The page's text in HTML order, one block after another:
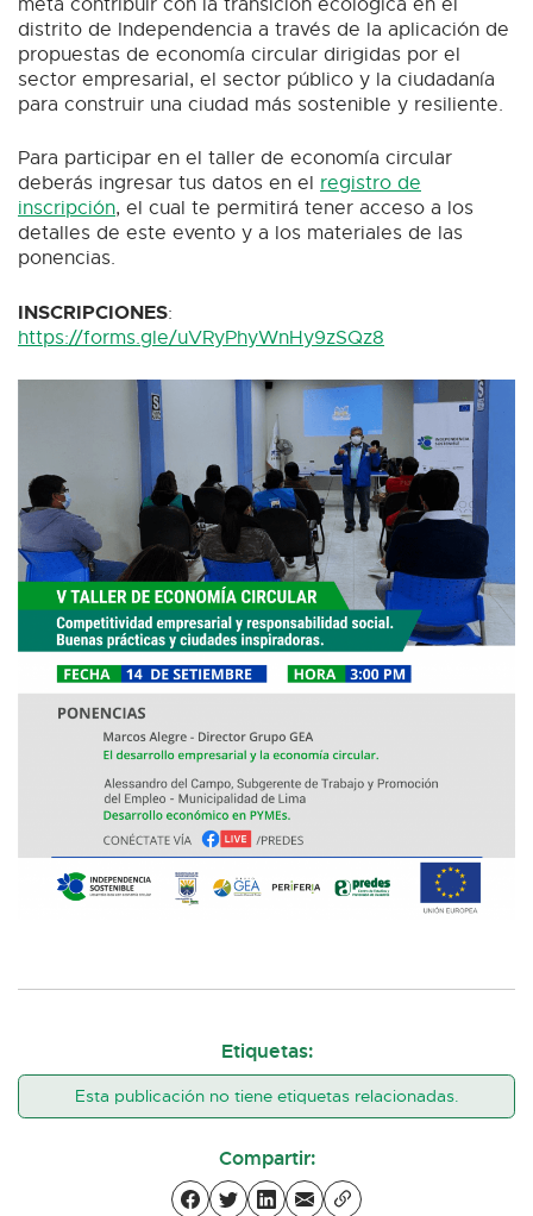
distrito de Independencia a través de la aplicación de
propuestas de economía circular dirigidas por el
sector empresarial, el sector público y la ciudadanía
para construir una ciudad más sostenible y resiliente.
Para participar en el taller de economía circular
deberás ingresar tus datos en el registro de
inscripción, el cual te permitirá tener acceso a los
detalles de este evento y a los materiales de las
ponencias.
INSCRIPCIONES:
https://forms.gle/uVRyPhyWnHy9zSQz8
Etiquetas:
Esta publicación no tiene etiquetas relacionadas.
Compartir: